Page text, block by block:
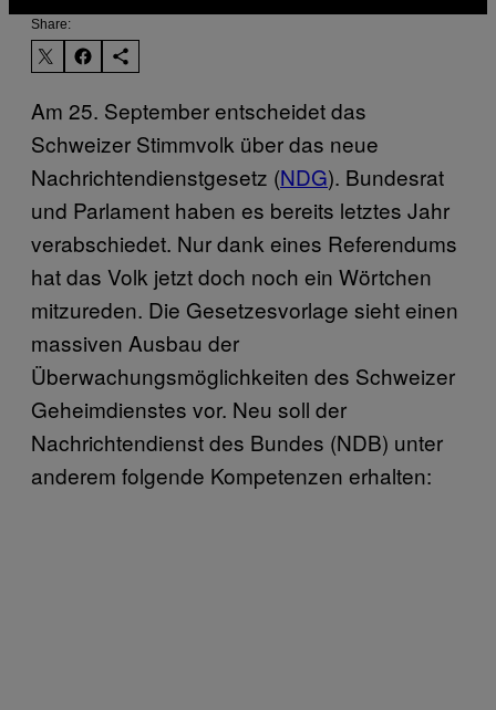
Share:
Am 25. September entscheidet das
Schweizer Stimmvolk über das neue
Nachrichtendienstgesetz (NDG). Bundesrat
und Parlament haben es bereits letztes Jahr
verabschiedet. Nur dank eines Referendums
hat das Volk jetzt doch noch ein Wörtchen
mitzureden. Die Gesetzesvorlage sieht einen
massiven Ausbau der
Überwachungsmöglichkeiten des Schweizer
Geheimdienstes vor. Neu soll der
Nachrichtendienst des Bundes (NDB) unter
anderem folgende Kompetenzen erhalten: